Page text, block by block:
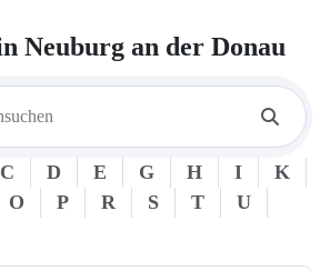
Neuburg an der Donau
C D E G H I
K
O P R S T
U